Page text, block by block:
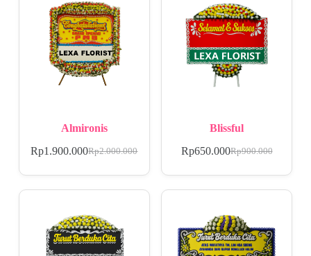
Almironis
Rp2.000.000
Rp1.900.000
Blissful
Rp900.000
Rp650.000